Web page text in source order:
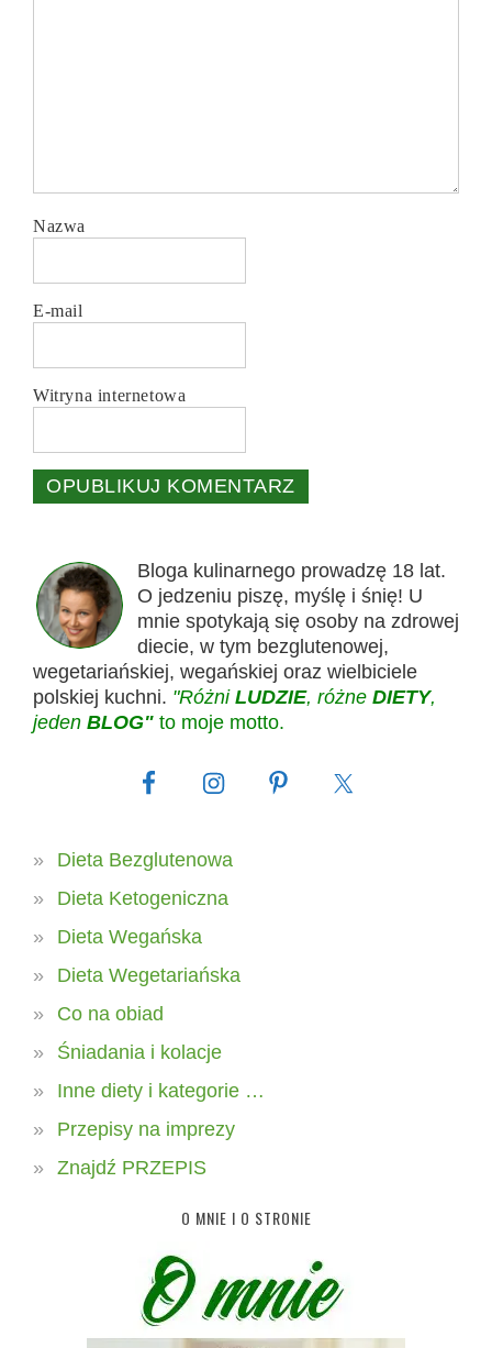
Nazwa
E-mail
Witryna internetowa
Bloga kulinarnego prowadzę 18 lat.
O jedzeniu piszę, myślę i śnię! U
mnie spotykają się osoby na zdrowej
diecie, w tym bezglutenowej,
wegetariańskiej, wegańskiej oraz wielbiciele
polskiej kuchni. "Różni LUDZIE, różne DIETY,
jeden BLOG" to moje motto.
Dieta Bezglutenowa
Dieta Ketogeniczna
Dieta Wegańska
Dieta Wegetariańska
Co na obiad
Śniadania i kolacje
Inne diety i kategorie …
Przepisy na imprezy
Znajdź PRZEPIS
O MNIE I O STRONIE